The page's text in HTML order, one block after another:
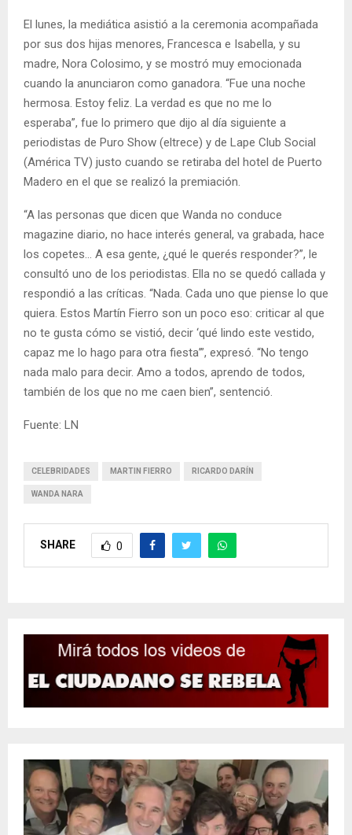
El lunes, la mediática asistió a la ceremonia acompañada
por sus dos hijas menores, Francesca e Isabella, y su
madre, Nora Colosimo, y se mostró muy emocionada
cuando la anunciaron como ganadora. “Fue una noche
hermosa. Estoy feliz. La verdad es que no me lo
esperaba”, fue lo primero que dijo al día siguiente a
periodistas de Puro Show (eltrece) y de Lape Club Social
(América TV) justo cuando se retiraba del hotel de Puerto
Madero en el que se realizó la premiación.
“A las personas que dicen que Wanda no conduce
magazine diario, no hace interés general, va grabada, hace
los copetes… A esa gente, ¿qué le querés responder?”, le
consultó uno de los periodistas. Ella no se quedó callada y
respondió a las críticas. “Nada. Cada uno que piense lo que
quiera. Estos Martín Fierro son un poco eso: criticar al que
no te gusta cómo se vistió, decir ‘qué lindo este vestido,
capaz me lo hago para otra fiesta’”, expresó. “No tengo
nada malo para decir. Amo a todos, aprendo de todos,
también de los que no me caen bien”, sentenció.
Fuente: LN
CELEBRIDADES MARTIN FIERRO RICARDO DARÍN
WANDA NARA
SHARE 0